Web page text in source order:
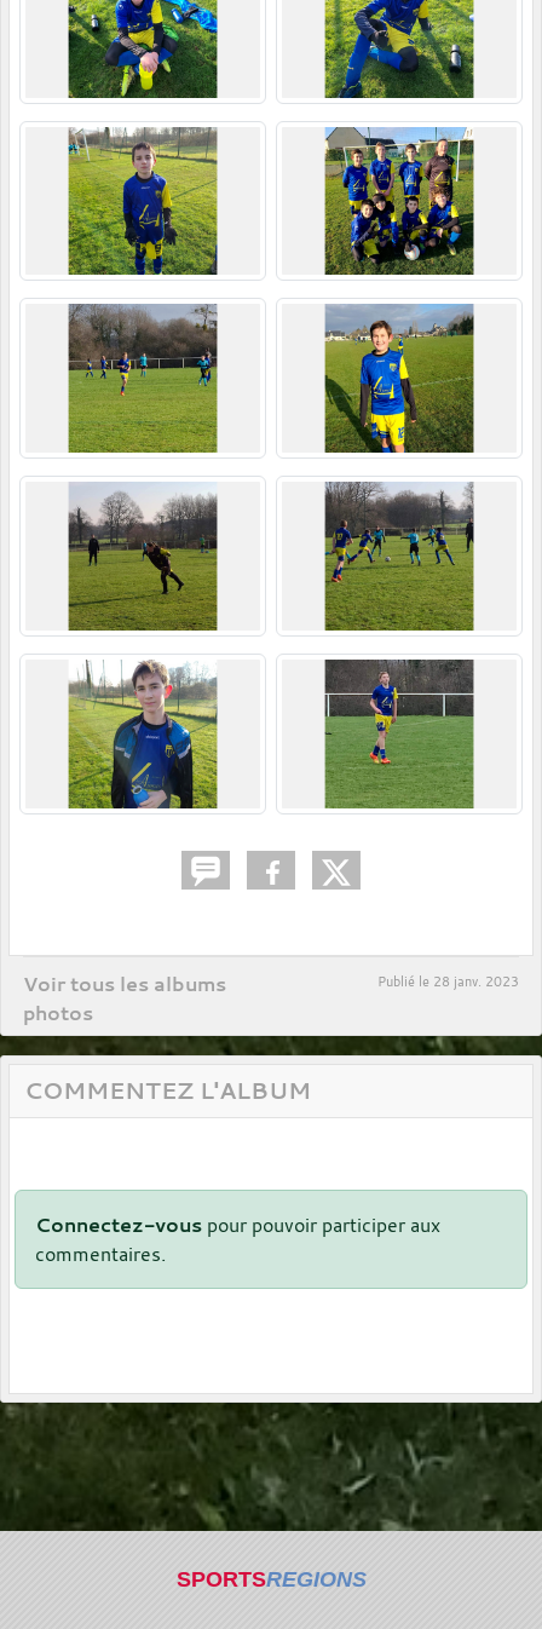
Voir tous les albums
photos
Publié le 28 janv. 2023
COMMENTEZ L'ALBUM
Connectez-vous pour pouvoir participer aux
commentaires.
SPORTSREGIONS